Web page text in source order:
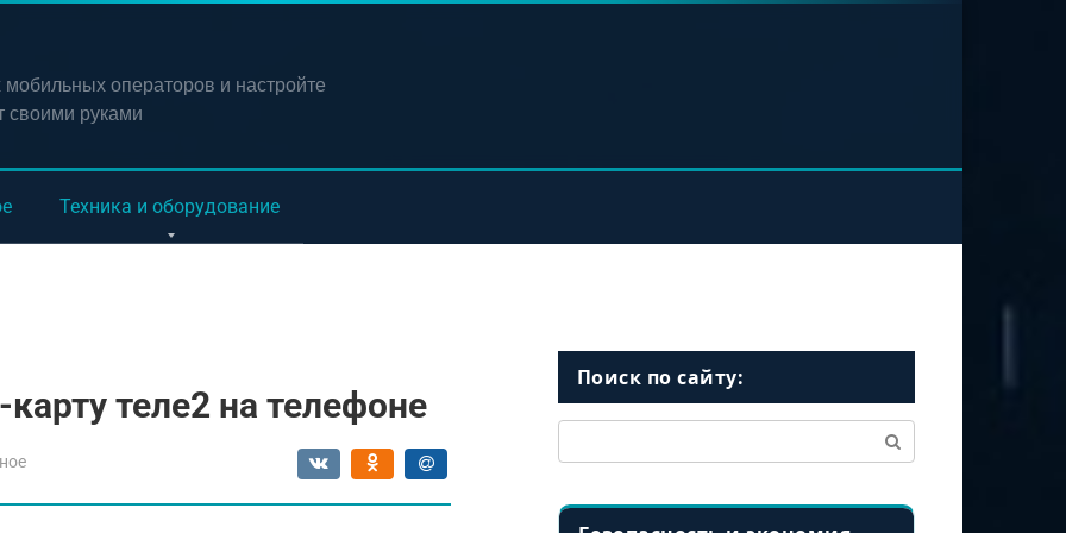
мобильных операторов и настройте
своими руками
Техника и оборудование
теле2 на телефоне
Поиск по сайту: